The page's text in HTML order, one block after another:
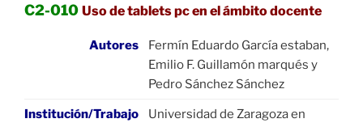
C2-010 Uso de tablets pc en el ámbito docente
Autores
Fermín Eduardo García estaban,
Emilio F. Guillamón marqués y
Pedro Sánchez Sánchez
Institución/Trabajo
Universidad de Zaragoza en